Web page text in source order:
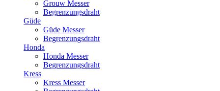
Grouw Messer
Begrenzungsdraht
Güde
Güde Messer
Begrenzungsdraht
Honda
Honda Messer
Begrenzungsdraht
Kress
Kress Messer